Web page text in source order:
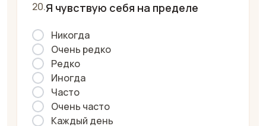
Я чувствую себя на пределе
Никогда
Очень редко
Редко
Иногда
Часто
Очень часто
Каждый день